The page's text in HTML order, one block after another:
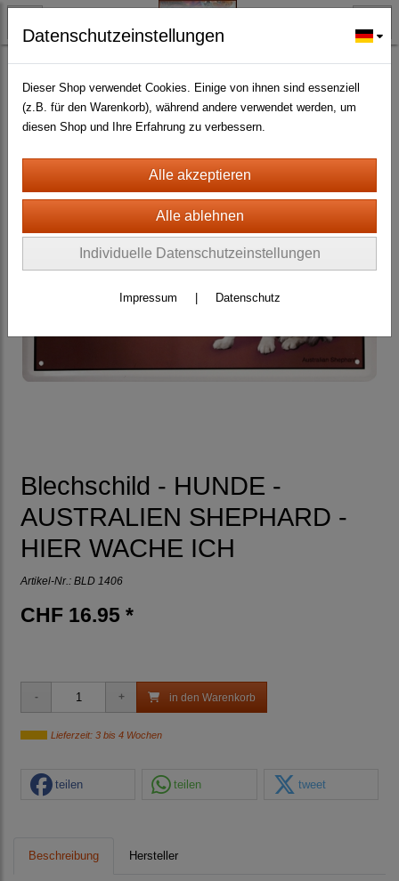
TYRISCH FAN-O-MENAL FANARTIKEL
Hunde
Schilder aller Art incl. Warns(288)
Blechschild - HUNDE -
AUSTRALIEN SHEPHARD -
HIER WACHE ICH
Artikel-Nr.: BLD 1406
CHF 16.95 *
in den Warenkorb
Lieferzeit: 3 bis 4 Wochen
teilen teilen tweet
Beschreibung Hersteller
Datenschutzeinstellungen
Dieser Shop verwendet Cookies. Einige von ihnen sind essenziell
(z.B. für den Warenkorb), während andere verwendet werden, um
diesen Shop und Ihre Erfahrung zu verbessern.
Individuelle Datenschutzeinstellungen
Impressum Datenschutz